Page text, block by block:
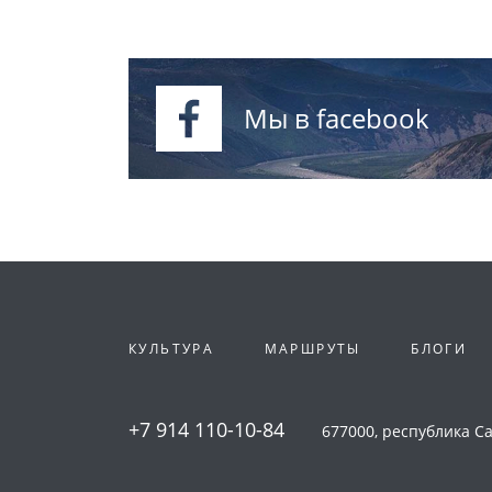
Мы в facebook
КУЛЬТУРА МАРШРУТЫ БЛОГИ
+7 914 110-10-84 677000, республика